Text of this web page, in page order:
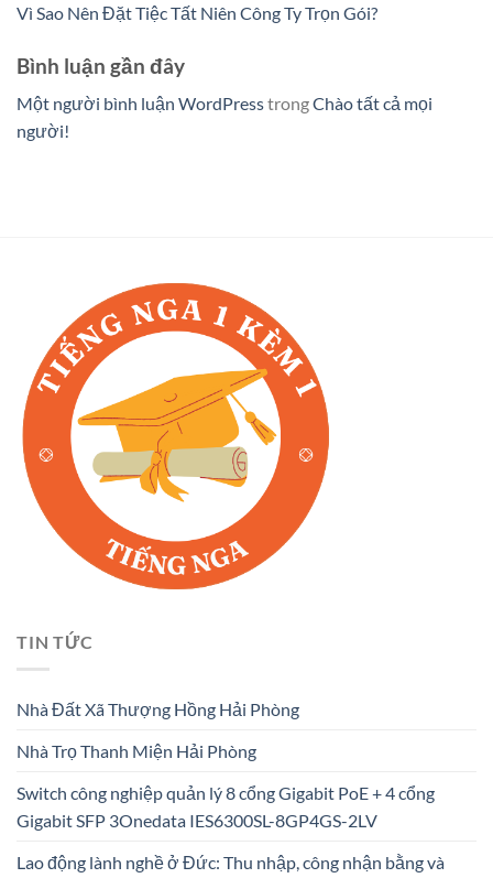
Vì Sao Nên Đặt Tiệc Tất Niên Công Ty Trọn Gói?
Bình luận gần đây
Một người bình luận WordPresstrongChào tất cả mọi
người!
TIN TỨC
Nhà Đất Xã Thượng Hồng Hải Phòng
Nhà Trọ Thanh Miện Hải Phòng
Switch công nghiệp quản lý 8 cổng Gigabit PoE + 4 cổng
Gigabit SFP 3Onedata IES6300SL-8GP4GS-2LV
Lao động lành nghề ở Đức: Thu nhập, công nhận bằng và